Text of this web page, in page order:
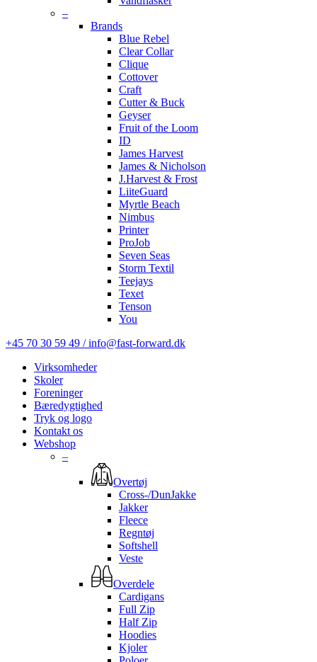
–
Brands
Blue Rebel
Clear Collar
Clique
Cottover
Craft
Cutter & Buck
Geyser
Fruit of the Loom
ID
James Harvest
James & Nicholson
J.Harvest & Frost
LiiteGuard
Myrtle Beach
Nimbus
Printer
ProJob
Seven Seas
Storm Textil
Teejays
Texet
Tenson
You
+45 70 30 59 49 / info@fast-forward.dk
Virksomheder
Skoler
Foreninger
Bæredygtighed
Tryk og logo
Kontakt os
Webshop
–
Overtøj
Cross-/DunJakke
Jakker
Fleece
Regntøj
Softshell
Veste
Overdele
Cardigans
Full Zip
Half Zip
Hoodies
Kjoler